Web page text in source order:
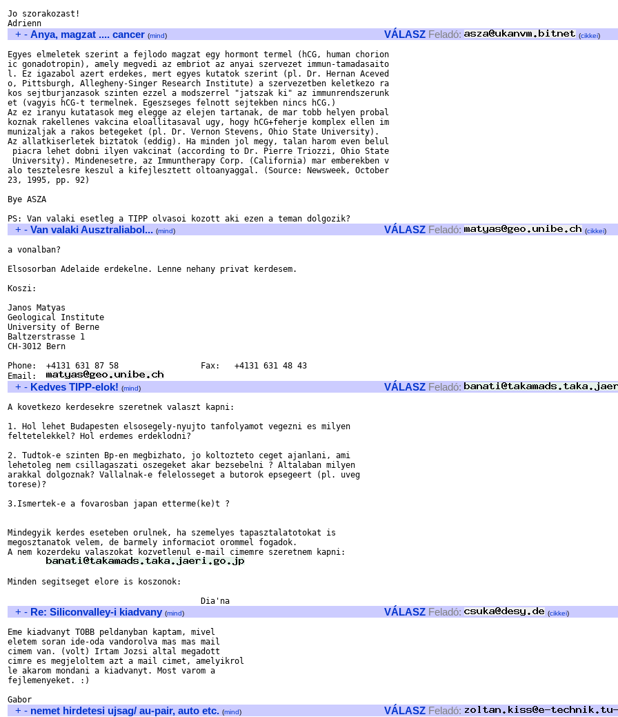
Jo szorakozast!
+ - Anya, magzat .... cancer (mind) VÁLASZ Feladó: (cikkei)
Egyes elmeletek szerint a fejlodo magzat egy hormont termel (hCG, human chorion
ic gonadotropin), amely megvedi az embriot az anyai szervezet immun-tamadasaito
l. Ez igazabol azert erdekes, mert egyes kutatok szerint (pl. Dr. Hernan Aceved
o, Pittsburgh, Allegheny-Singer Research Institute) a szervezetben keletkezo ra
kos sejtburjanzasok szinten ezzel a modszerrel "jatszak ki" az immunrendszerunk
et (vagyis hCG-t termelnek. Egeszseges felnott sejtekben nincs hCG.)
Az ez iranyu kutatasok meg elegge az elejen tartanak, de mar tobb helyen probal
koznak rakellenes vakcina eloallitasaval ugy, hogy hCG+feherje komplex ellen im
munizaljak a rakos betegeket (pl. Dr. Vernon Stevens, Ohio State University).
Az allatkiserletek biztatok (eddig). Ha minden jol megy, talan harom even belul
piacra lehet dobni ilyen vakcinat (according to Dr. Pierre Triozzi, Ohio State
University). Mindenesetre, az Immuntherapy Corp. (California) mar emberekben v
alo tesztelesre keszul a kifejlesztett oltoanyaggal. (Source: Newsweek, October
23, 1995, pp. 92)
Bye ASZA
+ - Van valaki Ausztraliabol... (mind) VÁLASZ Feladó: (cikkei)
a vonalban?
Elsosorban Adelaide erdekelne. Lenne nehany privat kerdesem.
Koszi:
Janos Matyas
Geological Institute
University of Berne
Baltzerstrasse 1
CH-3012 Bern
Phone:  +4131 631 87 58                 Fax:   +4131 631 48 43
Email:
+ - Kedves TIPP-elok! (mind) VÁLASZ Feladó:
A kovetkezo kerdesekre szeretnek valaszt kapni:
1. Hol lehet Budapesten elsosegely-nyujto tanfolyamot vegezni es milyen
feltetelekkel? Hol erdemes erdeklodni?
2. Tudtok-e szinten Bp-en megbizhato, jo koltozteto ceget ajanlani, ami
lehetoleg nem csillagaszati oszegeket akar bezsebelni ? Altalaban milyen
arakkal dolgoznak? Vallalnak-e felelosseget a butorok epsegeert (pl. uveg
torese)?
3.Ismertek-e a fovarosban japan etterme(ke)t ?
Mindegyik kerdes eseteben orulnek, ha szemelyes tapasztalatotokat is
megosztanatok velem, de barmely informaciot orommel fogadok.
A nem kozerdeku valaszokat kozvetlenul e-mail cimemre szeretnem kapni:
Minden segitseget elore is koszonok:
+ - Re: Siliconvalley-i kiadvany (mind) VÁLASZ Feladó: (cikkei)
Eme kiadvanyt TOBB peldanyban kaptam, mivel
eletem soran ide-oda vandorolva mas mas mail
cimem van. (volt) Irtam Jozsi altal megadott
cimre es megjeloltem azt a mail cimet, amelyikrol
le akarom mondani a kiadvanyt. Most varom a
fejlemenyeket. :)
+ - nemet hirdetesi ujsag/ au-pair, auto etc. (mind) VÁLASZ Feladó: